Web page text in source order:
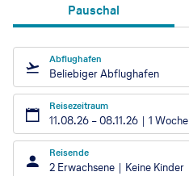
Pauschal
Abflughafen
Beliebiger Abflughafen
Reisezeitraum
11.08.26 –08.11.26 1 Woche
Reisende
2 Erwachsene Keine Kinder